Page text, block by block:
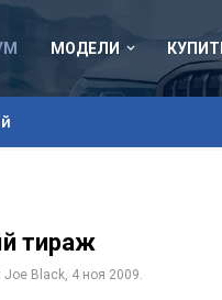
МОДЕЛИ
тираж
Joe Black, 4 ноя 2009.